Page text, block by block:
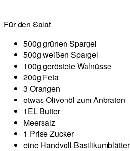
Für den Salat
500g grünen Spargel
500g weißen Spargel
100g geröstete Walnüsse
200g Feta
3 Orangen
etwas Olivenöl zum Anbraten
1EL Butter
Meersalz
1 Prise Zucker
eine Handvoll Basilikumblätter